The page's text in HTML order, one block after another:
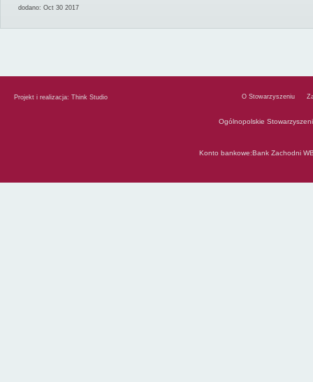
dodano: Oct 30 2017
Projekt i realizacja: Think Studio O Stowarzyszeniu
Ogólnopolskie
Konto bankowe:Bank Zachodni